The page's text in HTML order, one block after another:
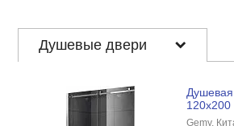
Душевые двери
120x200
Gemy,